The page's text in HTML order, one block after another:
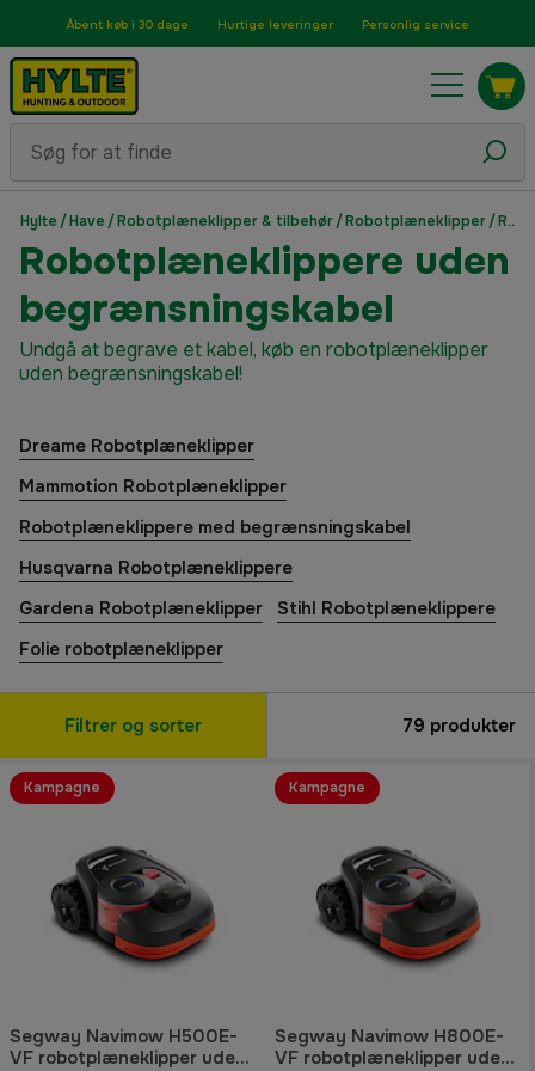
Åbent køb i 30 dage Hurtige leveringer Personlig service
Hylte /Have /Robotplæneklipper & tilbehør/Robotplæneklipper/ Robotplæneklippere uden begrænsningskabel
Robotplæneklippere uden
begrænsningskabel
Undgå at begrave et kabel, køb en robotplæneklipper
uden begrænsningskabel!
Dreame Robotplæneklipper
Mammotion Robotplæneklipper
Robotplæneklippere med begrænsningskabel
Husqvarna Robotplæneklippere
Gardena Robotplæneklipper
Stihl Robotplæneklippere
Folie robotplæneklipper
Filtrer og sorter 79 produkter
Segway Navimow H500E-
VF robotplæneklipper uden
Kampagne
Segway Navimow H800E-
VF robotplæneklipper uden
Kampagne